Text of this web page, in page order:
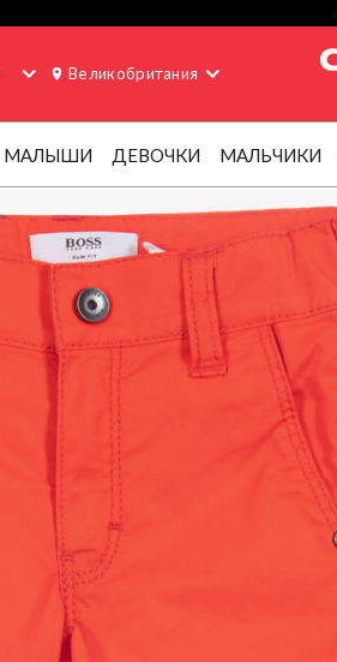
Великобритания
МАЛЫШИ ДЕВОЧКИ МАЛЬЧИКИ